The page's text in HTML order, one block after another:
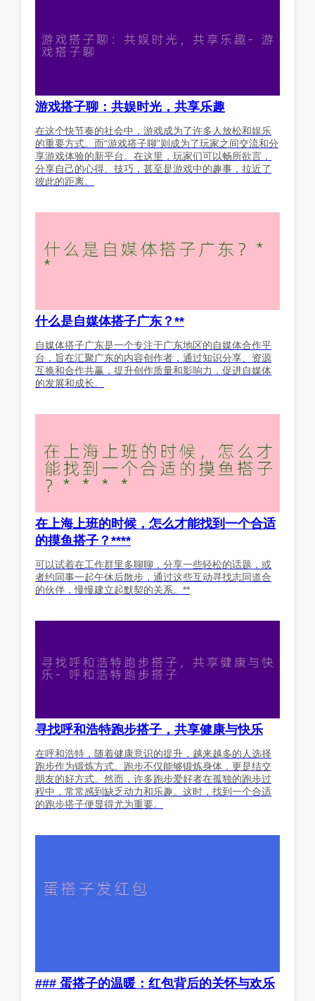
游戏搭子聊：共娱时光，共享乐趣
在这个快节奏的社会中，游戏成为了许多人放松和娱乐
的重要方式。而“游戏搭子聊”则成为了玩家之间交流和分
享游戏体验的新平台。在这里，玩家们可以畅所欲言，
分享自己的心得、技巧，甚至是游戏中的趣事，拉近了
彼此的距离。
什么是自媒体搭子广东？**
自媒体搭子广东是一个专注于广东地区的自媒体合作平
台，旨在汇聚广东的内容创作者，通过知识分享、资源
互换和合作共赢，提升创作质量和影响力，促进自媒体
的发展和成长。
在上海上班的时候，怎么才能找到一个合适
的摸鱼搭子？****
可以试着在工作群里多聊聊，分享一些轻松的话题，或
者约同事一起午休后散步，通过这些互动寻找志同道合
的伙伴，慢慢建立起默契的关系。**
寻找呼和浩特跑步搭子，共享健康与快乐
在呼和浩特，随着健康意识的提升，越来越多的人选择
跑步作为锻炼方式。跑步不仅能够锻炼身体，更是结交
朋友的好方式。然而，许多跑步爱好者在孤独的跑步过
程中，常常感到缺乏动力和乐趣。这时，找到一个合适
的跑步搭子便显得尤为重要。
### 蛋搭子的温暖：红包背后的关怀与欢乐